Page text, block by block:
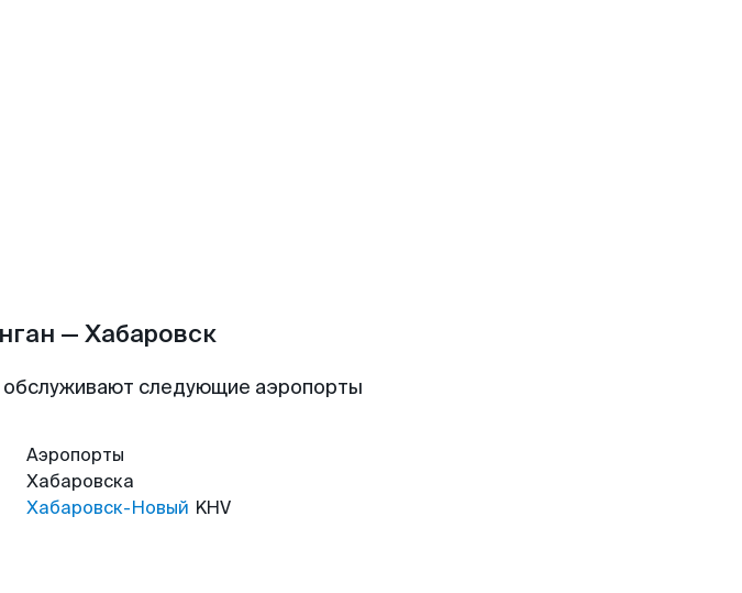
— Хабаровск
следующие аэропорты
Аэропорты
Хабаровска
Хабаровск-Новый KHV